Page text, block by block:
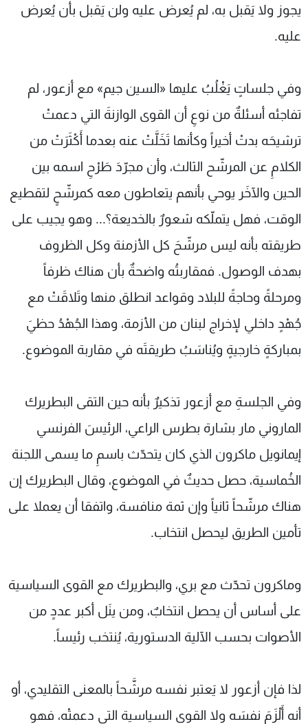
يجوز ولا يَقبل به، لم يُعرض عليه ولن يَقبل بأن يُعرض
عليه.
وفي جلساتٍ يَغْلُبُ عليها «السين جيم» مع أزعور، لم
تفاجئه أسئلةٌ من نوعِ أن القوى الوازنةَ التي دعمتْ
ترشيحَه بدتْ أخيراً وكأنها تَخَلَّتْ عنه بعدما أَكْثَرَتْ من
الكلامِ عن المرشّح الثالث، وأن مجرّدَ طَرْحِ اسمه بين
الحين والآخَر يوحي بأنهم يتعاطون معه كمرشّحٍ لتقطيع
الوقت، فهل يتملّكه شعورٌ بالخديعة؟... وهو يجيب على
طريقته بأنه ليس مرشّحَ كل الأزمنة وكل الظروف
بهدف الوصول. فمقاربتُه واضحةٌ بأن هناك ظرفاً
ومرحلةً وحاجةً للبلاد وقواعد انطلق منها وتَلاقَتْ مع
جُهْدٍ داخلي لإخراج لبنان من الأزمة، وهذا الجُهْدُ حظيَ
بمباركةٍ خارجيةٍ ويُناسَبُ طريقتَه في مقاربة الموضوع.
وفي الجلسةِ مع أزعور تذكيرٌ بأنه حين التقى البطريرك
الماروني مار بشارة بطرس الراعي، الرئيسَ الفرنسي
إيمانويل ماكرون الذي كان يتحدّث باسمِ ما يسمى اللجنة
الخُماسية، حصل حديثٌ في الموضوع، وقال البطريرك إن
هناك مرشّحاً ثانياً وإن ثمة منافسة، واتفقا أن يعملا على
تأمين الطريق ليحصل انتخاب.
وماكرون تحدّث مع بري، والبطريرك مع القوى السياسية
على أساس أن يحصل انتخابٌ، ومن ينَل أكبر عددٍ من
الأصوات بحسب الآلية الدستورية، يُنتخب رئيساً.
لذا فإن أزعور لا يَعتبر نفسه مرشَّحاً بالمعنى التقليدي، أو
أنه أَلْزَمَ نفسَه ولا القوى السياسية التي دعمتْه، فهو